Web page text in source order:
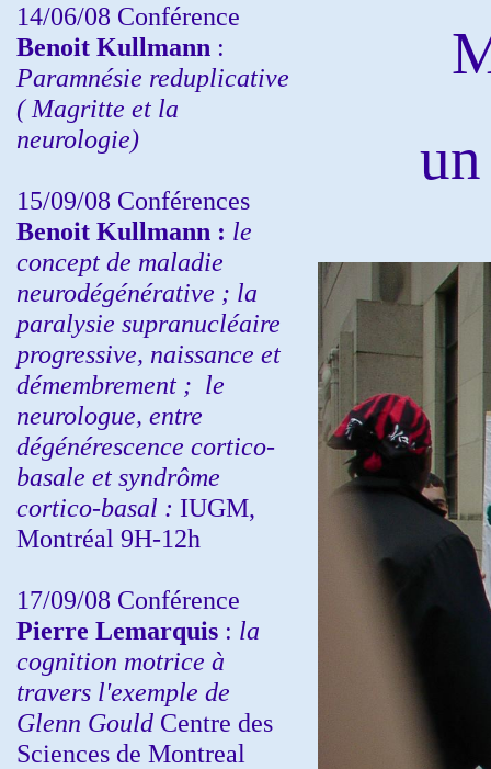
14/06/08 Conférence
Benoit Kullmann :
Paramnésie reduplicative
( Magritte et la
neurologie)
15/09/08 Conférences
Benoit Kullmann : le
concept de maladie
neurodégénérative ; la
paralysie supranucléaire
progressive, naissance et
démembrement ; le
neurologue, entre
dégénérescence cortico-
basale et syndrôme
cortico-basal : IUGM,
Montréal 9H-12h
17/09/08 Conférence
Pierre Lemarquis : la
cognition motrice à
travers l'exemple de
Glenn Gould Centre des
Sciences de Montreal